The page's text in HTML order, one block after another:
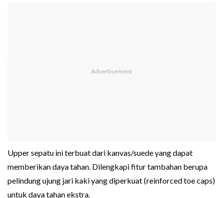
Upper sepatu ini terbuat dari kanvas/suede yang dapat
memberikan daya tahan. Dilengkapi fitur tambahan berupa
pelindung ujung jari kaki yang diperkuat (reinforced toe caps)
untuk daya tahan ekstra.